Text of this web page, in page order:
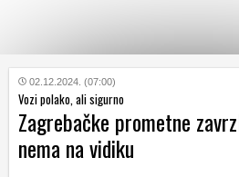
KATEGORIJE
HRVATSKI
WEB
02.12.2024. (07:00)
Vozi polako, ali sigurno
Zagrebačke prometne
nema na vidiku